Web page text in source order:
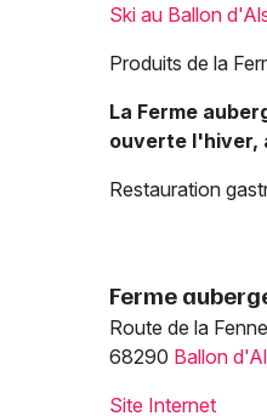
Ski au Ballon
Produits de la
La Ferme
ouverte l'hiver,
Restauration
Ferme
Route de la
68290 Ballon
Site Internet